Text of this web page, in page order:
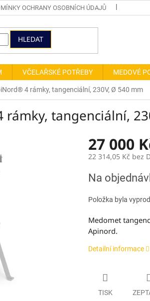
OCHRANY OSOBNÍCH ÚDAJŮ
HLEDAT
VČELAŘSKÉ POTŘEBY MEDOVÉ
4 rámky, tangenciální, 230V, Ø 540 mm
tangenciální,
27 000
22 314,05 Kč bez
cena:
Na
Položka byla
Medomet
Apinord.
Detailní informace
TISK